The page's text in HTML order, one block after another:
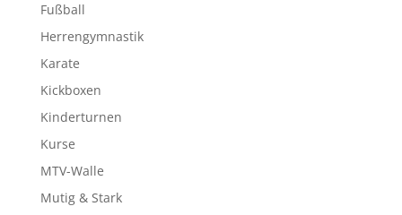
Fußball
Herrengymnastik
Karate
Kickboxen
Kinderturnen
Kurse
MTV-Walle
Mutig & Stark